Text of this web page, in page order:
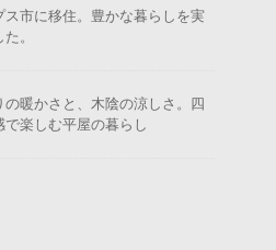
ス市に移住。豊かな暮らしを実
。
の暖かさと、木陰の涼しさ。四
で楽しむ平屋の暮らし